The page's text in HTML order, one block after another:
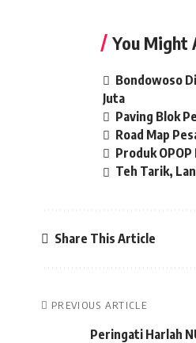
You Might
Bondowoso
Juta
Paving Blok
Road Map
Produk
Teh Tarik,
Share This Article
PREVIOUS ARTICLE
Peringati Harlah